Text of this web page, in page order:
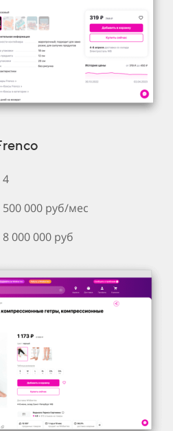
4
500 000 руб/мес
8 000 000 руб